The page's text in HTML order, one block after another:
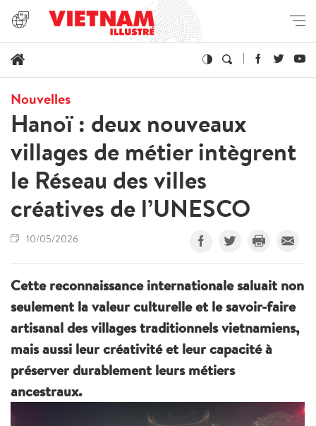
Nouvelles
Hanoï : deux nouveaux
villages de métier intègrent
le Réseau des villes
créatives de l’UNESCO
10/05/2026
Cette reconnaissance internationale saluait non
seulement la valeur culturelle et le savoir-faire
artisanal des villages traditionnels vietnamiens,
mais aussi leur créativité et leur capacité à
préserver durablement leurs métiers
ancestraux.